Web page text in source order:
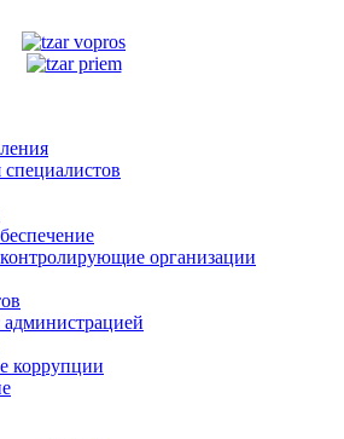
организации
администрацией
коррупции